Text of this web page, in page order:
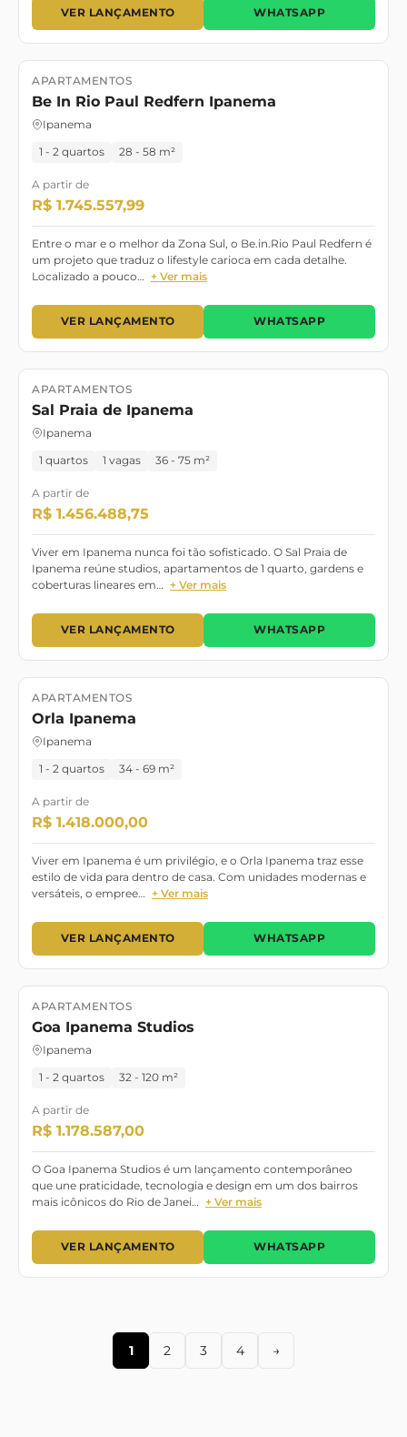
VER LANÇAMENTO WHATSAPP
Lançamento Setembro/2026
APARTAMENTOS
Be In Rio Paul Redfern Ipanema
Ipanema
1 - 2 quartos 28 - 58 m²
A partir de
R$ 1.745.557,99
Entre o mar e o melhor da Zona Sul, o Be.in.Rio Paul Redfern é
um projeto que traduz o lifestyle carioca em cada detalhe.
Localizado a pouco… + Ver mais
VER LANÇAMENTO WHATSAPP
Lançamento Dezembro/2028
APARTAMENTOS
Sal Praia de Ipanema
Ipanema
1 quartos 1 vagas 36 - 75 m²
A partir de
R$ 1.456.488,75
Viver em Ipanema nunca foi tão sofisticado. O Sal Praia de
Ipanema reúne studios, apartamentos de 1 quarto, gardens e
coberturas lineares em… + Ver mais
VER LANÇAMENTO WHATSAPP
Lançamento
APARTAMENTOS
Orla Ipanema
Ipanema
1 - 2 quartos 34 - 69 m²
A partir de
R$ 1.418.000,00
Viver em Ipanema é um privilégio, e o Orla Ipanema traz esse
estilo de vida para dentro de casa. Com unidades modernas e
versáteis, o empree… + Ver mais
VER LANÇAMENTO WHATSAPP
Lançamento
APARTAMENTOS
Goa Ipanema Studios
Ipanema
1 - 2 quartos 32 - 120 m²
A partir de
R$ 1.178.587,00
O Goa Ipanema Studios é um lançamento contemporâneo
que une praticidade, tecnologia e design em um dos bairros
mais icônicos do Rio de Janei… + Ver mais
VER LANÇAMENTO WHATSAPP
1 2 3 4 →